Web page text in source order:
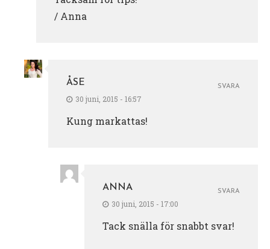
/ Anna
ÅSE
30 juni, 2015 - 16:57
Kung markattas!
SVARA
ANNA
30 juni, 2015 - 17:00
Tack snälla för snabbt svar!
SVARA